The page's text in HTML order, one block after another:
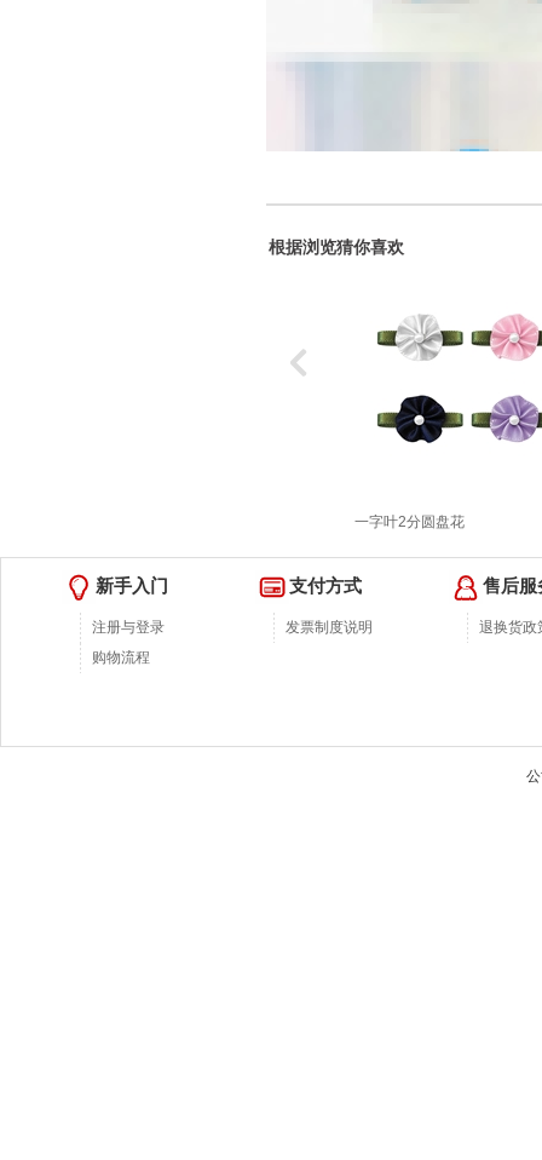
根据浏览猜你喜欢
一字叶2分圆盘花
￥0.00
新手入门
注册与登录
购物流程
支付方式
发票制度说明
售后服
退换货政